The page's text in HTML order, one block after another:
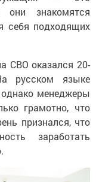
они знакомятся
себя подходящих
СВО оказался 20-
русском языке
однако менеджеры
грамотно, что
признался, что
заработать